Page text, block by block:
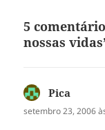
5
nossas
Pica
setembro 23, 2006